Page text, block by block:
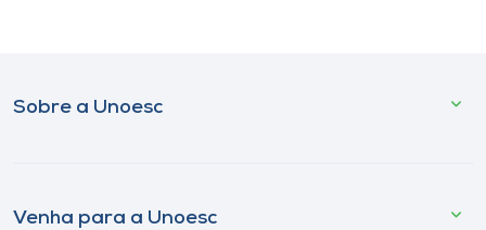
Sobre a Unoesc
Venha para a Unoesc